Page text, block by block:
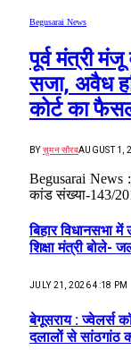
Begusarai News
पूर्व मंत्री
सजा, अवैध
कोर्ट का
BY सुमन सौरबAUGUST 1,
Begusarai News :
कांड संख्या-143/
बिहार विधानसभा
शिक्षा मंत्री बोले-
JULY 21, 2026 4:18 PM
बेगूसराय : ज्वेलर्स
दलालों से सांठगांठ